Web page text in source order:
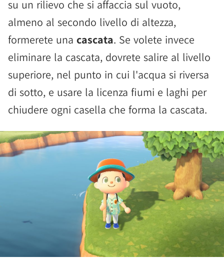
su un rilievo che si affaccia sul vuoto,
almeno al secondo livello di altezza,
formerete una cascata. Se volete invece
eliminare la cascata, dovrete salire al livello
superiore, nel punto in cui l'acqua si riversa
di sotto, e usare la licenza fiumi e laghi per
chiudere ogni casella che forma la cascata.